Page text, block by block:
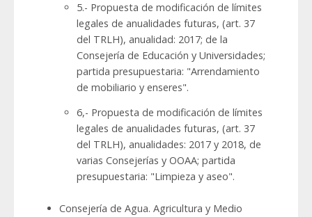
5.- Propuesta de modificación de límites
legales de anualidades futuras, (art. 37
del TRLH), anualidad: 2017; de la
Consejería de Educación y Universidades;
partida presupuestaria: "Arrendamiento
de mobiliario y enseres".
6,- Propuesta de modificación de límites
legales de anualidades futuras, (art. 37
del TRLH), anualidades: 2017 y 2018, de
varias Consejerías y OOAA; partida
presupuestaria: "Limpieza y aseo".
Consejería de Agua. Agricultura y Medio